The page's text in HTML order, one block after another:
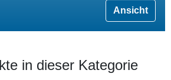
Ansicht
in dieser Kategorie